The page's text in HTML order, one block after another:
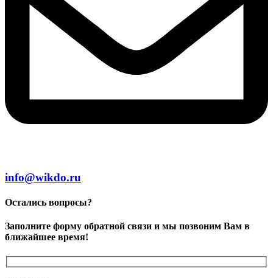
info@wikdo.ru
Остались вопросы?
Заполните форму обратной связи и мы позвоним Вам в
ближайшее время!